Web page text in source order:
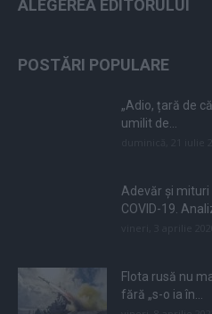
ALEGEREA EDITORULUI
POSTĂRI POPULARE
„Adio, țară de
umilit de...
Adevăr și mituri
COVID-19.
Flota rusă nu
fără „s-o ia în...